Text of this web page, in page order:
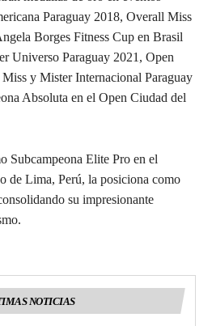
Paraguay 2018, Overall Miss
Borges Fitness Cup en Brasil
Universo Paraguay 2021, Open
y Mister Internacional Paraguay
Absoluta en el Open Ciudad del
Subcampeona Elite Pro en el
de Lima, Perú, la posiciona como
su impresionante
NOTICIAS